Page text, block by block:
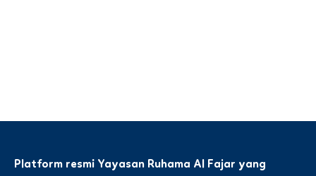
Platform resmi Yayasan Ruhama Al Fajar yang